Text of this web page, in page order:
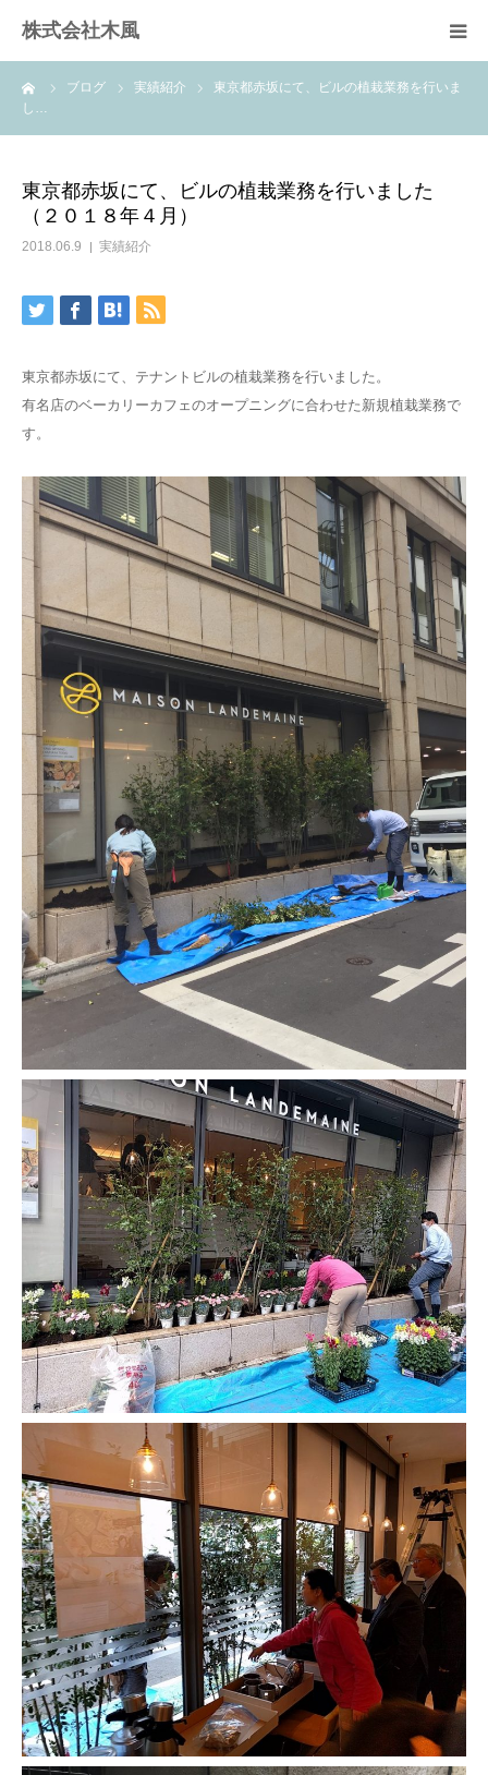
株式会社木風
ブログ 実績紹介
東京都赤坂にて、ビルの植栽業務を行いま
し…
東京都赤坂にて、ビルの植栽業務を行いました
（２０１８年４月）
2018.06.9 実績紹介
東京都赤坂にて、テナントビルの植栽業務を行いました。
有名店のベーカリーカフェのオープニングに合わせた新規植栽業務で
す。
業務案内
樹木医受験応援講座